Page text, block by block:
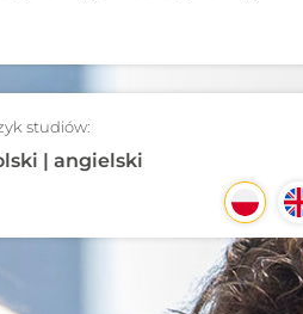
studiów:
| angielski